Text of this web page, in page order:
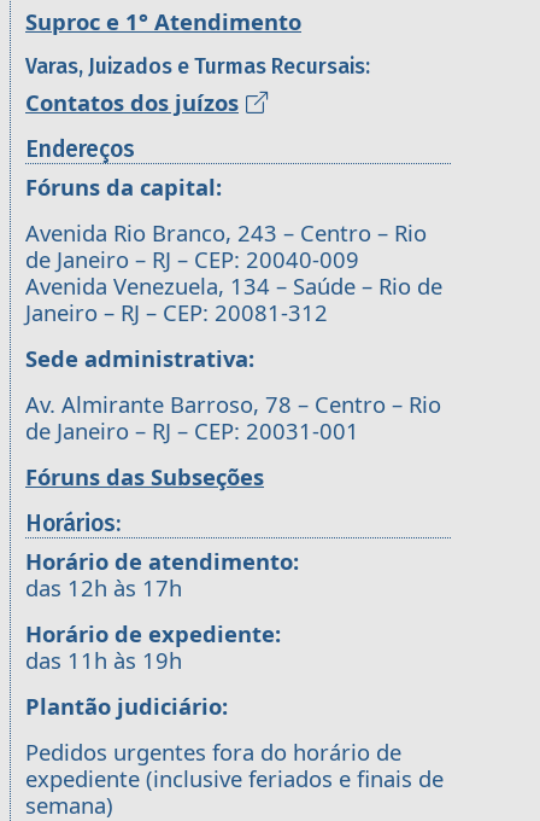
Suproc e 1° Atendimento
Varas, Juizados e Turmas Recursais:
Contatos dos juízos
Endereços
Fóruns da capital:
Avenida Rio Branco, 243 – Centro – Rio
de Janeiro – RJ – CEP: 20040-009
Avenida Venezuela, 134 – Saúde – Rio de
Janeiro – RJ – CEP: 20081-312
Sede administrativa:
Av. Almirante Barroso, 78 – Centro – Rio
de Janeiro – RJ – CEP: 20031-001
Fóruns das Subseções
Horários:
Horário de atendimento:
das 12h às 17h
Horário de expediente:
das 11h às 19h
Plantão judiciário:
Pedidos urgentes fora do horário de
expediente (inclusive feriados e finais de
semana)